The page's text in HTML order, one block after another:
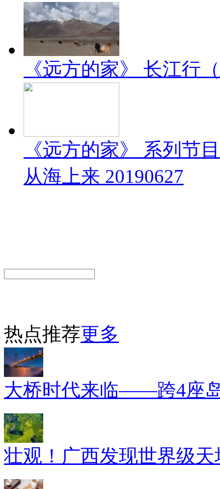
《远方的家》 长江行
《远方的家》 系列
从海上来 20190627
热点推荐更多
大桥时代来临——跨4座
壮观！广西发现世界级